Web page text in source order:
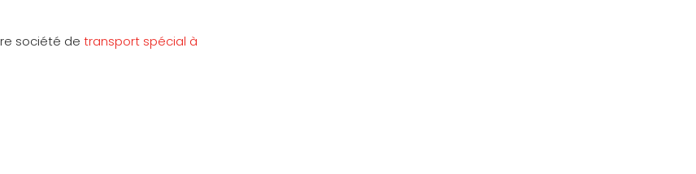
société de transport spécial à